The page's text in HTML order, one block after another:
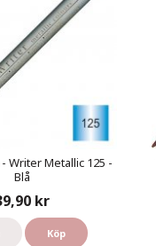
Writer Metallic 125 -
Blå
kr
Köp